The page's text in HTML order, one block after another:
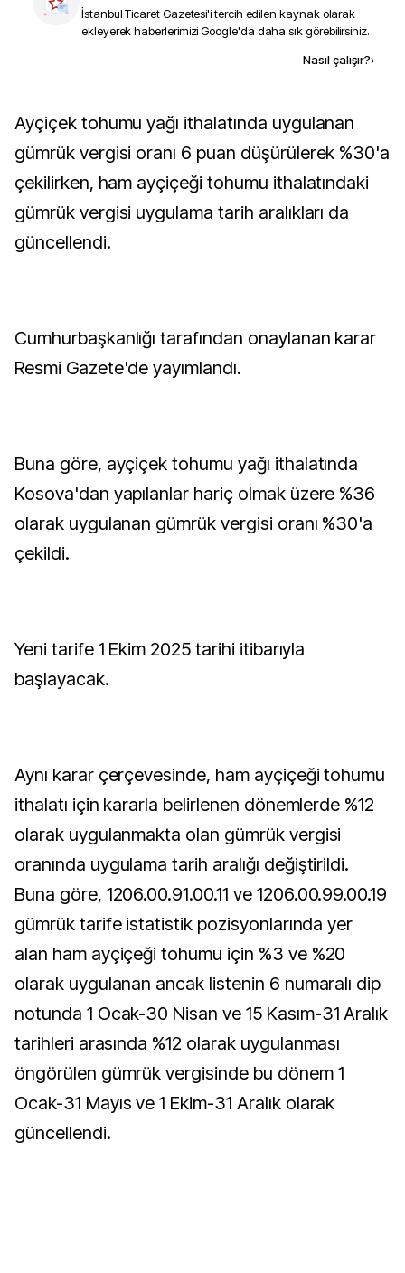
İstanbul Ticaret Gazetesi'i tercih edilen kaynak olarak
ekleyerek haberlerimizi Google'da daha sık görebilirsiniz.
Nasıl çalışır?›
Ayçiçek tohumu yağı ithalatında uygulanan
gümrük vergisi oranı 6 puan düşürülerek %30'a
çekilirken, ham ayçiçeği tohumu ithalatındaki
gümrük vergisi uygulama tarih aralıkları da
güncellendi.
Cumhurbaşkanlığı tarafından onaylanan karar
Resmi Gazete'de yayımlandı.
Buna göre, ayçiçek tohumu yağı ithalatında
Kosova'dan yapılanlar hariç olmak üzere %36
olarak uygulanan gümrük vergisi oranı %30'a
çekildi.
Yeni tarife 1 Ekim 2025 tarihi itibarıyla
başlayacak.
Aynı karar çerçevesinde, ham ayçiçeği tohumu
ithalatı için kararla belirlenen dönemlerde %12
olarak uygulanmakta olan gümrük vergisi
oranında uygulama tarih aralığı değiştirildi.
Buna göre, 1206.00.91.00.11 ve 1206.00.99.00.19
gümrük tarife istatistik pozisyonlarında yer
alan ham ayçiçeği tohumu için %3 ve %20
olarak uygulanan ancak listenin 6 numaralı dip
notunda 1 Ocak-30 Nisan ve 15 Kasım-31 Aralık
tarihleri arasında %12 olarak uygulanması
öngörülen gümrük vergisinde bu dönem 1
Ocak-31 Mayıs ve 1 Ekim-31 Aralık olarak
güncellendi.